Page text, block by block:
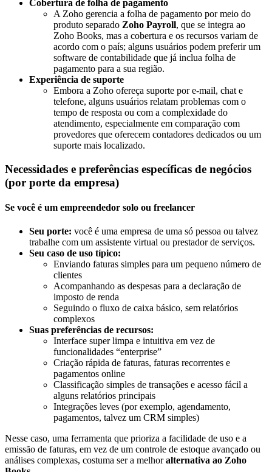
Cobertura de folha de pagamento
A Zoho gerencia a folha de pagamento por meio do
produto separado Zoho Payroll, que se integra ao
Zoho Books, mas a cobertura e os recursos variam de
acordo com o país; alguns usuários podem preferir um
software de contabilidade que já inclua folha de
pagamento para a sua região.
Experiência de suporte
Embora a Zoho ofereça suporte por e-mail, chat e
telefone, alguns usuários relatam problemas com o
tempo de resposta ou com a complexidade do
atendimento, especialmente em comparação com
provedores que oferecem contadores dedicados ou um
suporte mais localizado.
Necessidades e preferências específicas de negócios
(por porte da empresa)
Se você é um empreendedor solo ou freelancer
Seu porte: você é uma empresa de uma só pessoa ou talvez
trabalhe com um assistente virtual ou prestador de serviços.
Seu caso de uso típico:
Enviando faturas simples para um pequeno número de
clientes
Acompanhando as despesas para a declaração de
imposto de renda
Seguindo o fluxo de caixa básico, sem relatórios
complexos
Suas preferências de recursos:
Interface super limpa e intuitiva em vez de
funcionalidades “enterprise”
Criação rápida de faturas, faturas recorrentes e
pagamentos online
Classificação simples de transações e acesso fácil a
alguns relatórios principais
Integrações leves (por exemplo, agendamento,
pagamentos, talvez um CRM simples)
Nesse caso, uma ferramenta que prioriza a facilidade de uso e a
emissão de faturas, em vez de um controle de estoque avançado ou
análises complexas, costuma ser a melhoralternativa ao Zoho